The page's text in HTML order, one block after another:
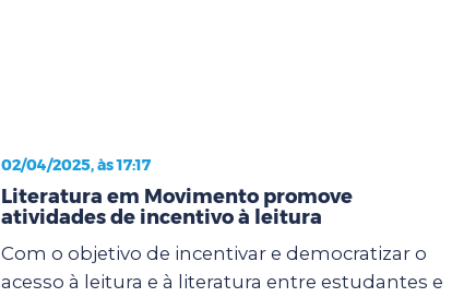
02/04/2025, às 17:17
Literatura em Movimento promove
atividades de incentivo à leitura
Com o objetivo de incentivar e democratizar o
acesso à leitura e à literatura entre estudantes e